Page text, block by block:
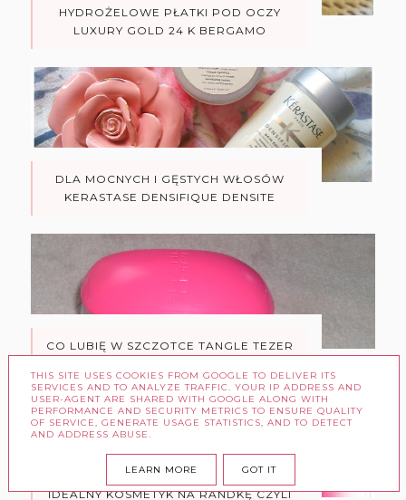
HYDROŻELOWE PŁATKI POD OCZY
LUXURY GOLD 24 K BERGAMO
DLA MOCNYCH I GĘSTYCH WŁOSÓW
KERASTASE DENSIFIQUE DENSITE
CO LUBIĘ W SZCZOTCE TANGLE TEZER
IDEALNY KOSMETYK NA RANDKĘ CZYLI
THIS SITE USES COOKIES FROM GOOGLE TO DELIVER ITS
SERVICES AND TO ANALYZE TRAFFIC. YOUR IP ADDRESS AND
USER-AGENT ARE SHARED WITH GOOGLE ALONG WITH
PERFORMANCE AND SECURITY METRICS TO ENSURE QUALITY
OF SERVICE, GENERATE USAGE STATISTICS, AND TO DETECT
AND ADDRESS ABUSE.
LEARN MORE GOT IT